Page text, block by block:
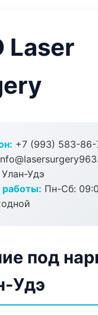
+7 (993) 583-86-
Улан-Удэ
Пн-Сб:
под
Удэ